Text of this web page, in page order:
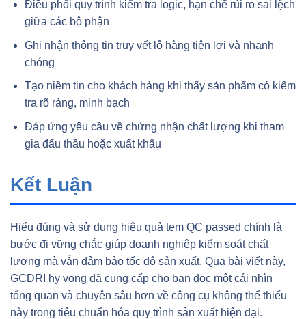
Điều phối quy trình kiểm tra logic, hạn chế rủi ro sai lệch
giữa các bộ phận
Ghi nhận thông tin truy vết lô hàng tiện lợi và nhanh
chóng
Tạo niềm tin cho khách hàng khi thấy sản phẩm có kiểm
tra rõ ràng, minh bạch
Đáp ứng yêu cầu về chứng nhận chất lượng khi tham
gia đấu thầu hoặc xuất khẩu
Kết Luận
Hiểu đúng và sử dụng hiệu quả tem QC passed chính là
bước đi vững chắc giúp doanh nghiệp kiểm soát chất
lượng mà vẫn đảm bảo tốc độ sản xuất. Qua bài viết này,
GCDRI hy vọng đã cung cấp cho bạn đọc một cái nhìn
tổng quan và chuyên sâu hơn về công cụ không thể thiếu
này trong tiêu chuẩn hóa quy trình sản xuất hiện đại.